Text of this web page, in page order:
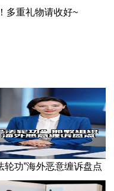
多重礼物请收好~
轮功”海外恶意缠诉盘点